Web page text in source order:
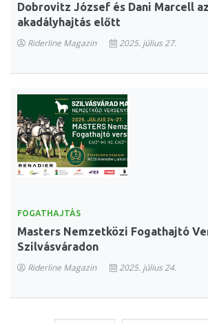
Dobrovitz József és Dani Marcell
akadályhajtás előtt
Riderline Magazin 2025. július 27.
FOGATHAJTÁS
Masters Nemzetközi Fogathajtó
Szilvásváradon
Riderline Magazin 2025. július 24.